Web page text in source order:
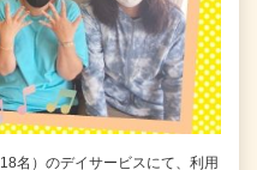
名）のデイサービスにて、利用